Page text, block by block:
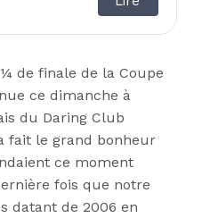
de finale de la Coupe
ce dimanche à
du Daring Club
fait le grand bonheur
ce moment
fois que notre
datant de 2006 en